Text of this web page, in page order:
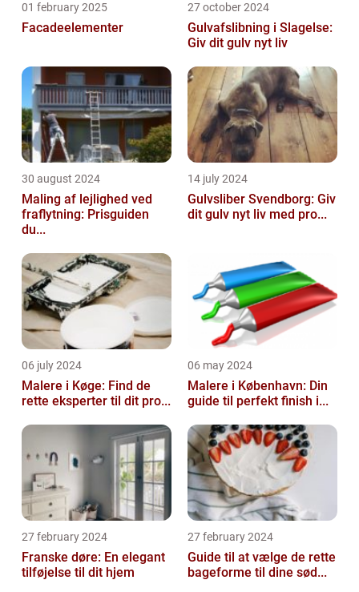
01 february 2025
Facadeelementer
27 october 2024
Gulvafslibning i Slagelse:
Giv dit gulv nyt liv
30 august 2024
Maling af lejlighed ved
fraflytning: Prisguiden
du...
14 july 2024
Gulvsliber Svendborg: Giv
dit gulv nyt liv med pro...
06 july 2024
Malere i Køge: Find de
rette eksperter til dit pro...
06 may 2024
Malere i København: Din
guide til perfekt finish i...
27 february 2024
Franske døre: En elegant
tilføjelse til dit hjem
27 february 2024
Guide til at vælge de rette
bageforme til dine sød...